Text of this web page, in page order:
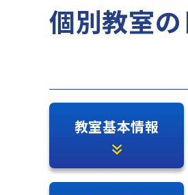
個別教室の
教室基本情報